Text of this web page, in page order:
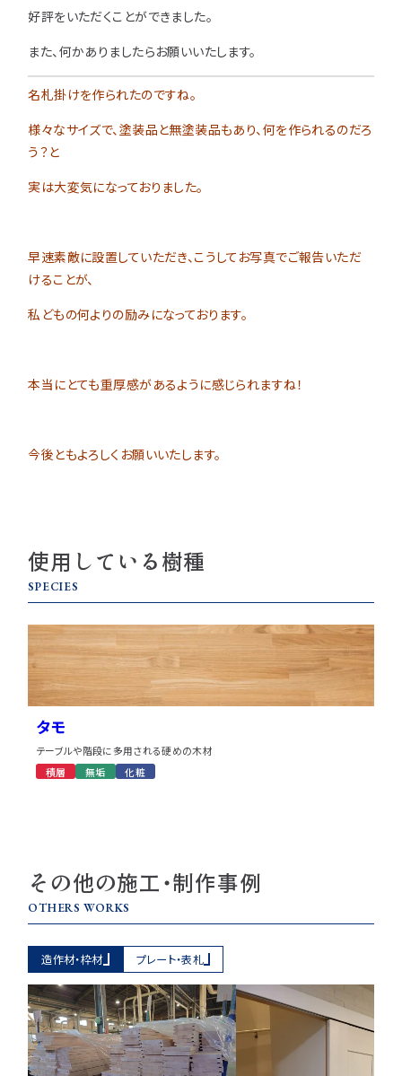
好評をいただくことができました。
また、何かありましたらお願いいたします。
名札掛けを作られたのですね。
様々なサイズで、塗装品と無塗装品もあり、何を作られるのだろ
う？と
実は大変気になっておりました。
早速素敵に設置していただき、こうしてお写真でご報告いただ
けることが、
私どもの何よりの励みになっております。
本当にとても重厚感があるように感じられますね！
今後ともよろしくお願いいたします。
使用している樹種
SPECIES
タモ
テーブルや階段に多用される硬めの木材
積層
無垢 化粧
その他の施工・制作事例
OTHERS WORKS
造作材・枠材 プレート・表札